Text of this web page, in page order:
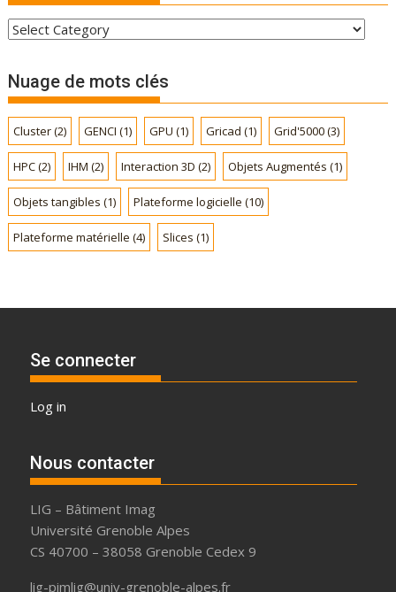
P
r
t
h
è
m
e
s
Nuage de mots clés
Cluster(2) GENCI (1) GPU (1) Gricad (1) Grid'5000(3)
HPC(2) IHM (2) Interaction 3D (2) Objets Augmentés (1)
Objets tangibles (1) Plateforme logicielle (10)
Plateforme matérielle (4) Slices (1)
Se connecter
Log in
Nous contacter
LIG – Bâtiment Imag
Université Grenoble Alpes
CS 40700 – 38058 Grenoble Cedex 9
lig-pimlig@univ-grenoble-alpes.fr